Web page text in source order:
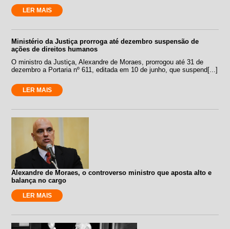
LER MAIS
Ministério da Justiça prorroga até dezembro suspensão de
ações de direitos humanos
O ministro da Justiça, Alexandre de Moraes, prorrogou até 31 de
dezembro a Portaria nº 611, editada em 10 de junho, que suspend[...]
LER MAIS
Alexandre de Moraes, o controverso ministro que aposta alto e
balança no cargo
LER MAIS